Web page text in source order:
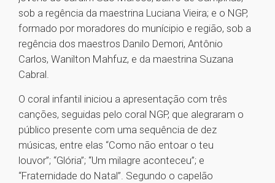
sob a regência da maestrina Luciana Vieira; e o NGP,
formado por moradores do munícipio e região, sob a
regência dos maestros Danilo Demori, Antônio
Carlos, Wanilton Mahfuz, e da maestrina Suzana
Cabral.
O coral infantil iniciou a apresentação com três
canções, seguidas pelo coral NGP, que alegraram o
público presente com uma sequência de dez
músicas, entre elas “Como não entoar o teu
louvor”; “Glória”; “Um milagre aconteceu”; e
“Fraternidade do Natal”. Segundo o capelão